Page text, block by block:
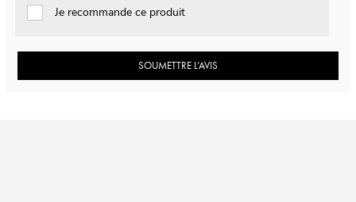
Je recommande ce produit
SOUMETTRE L’AVIS